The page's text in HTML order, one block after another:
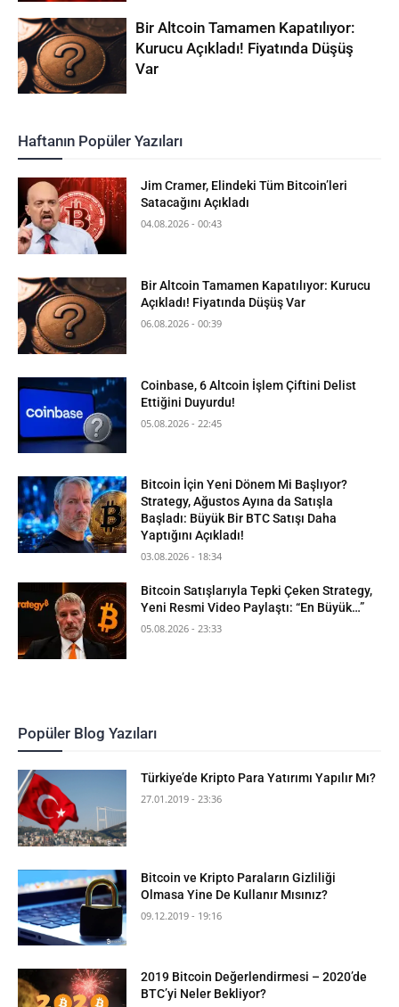
Bir Altcoin Tamamen Kapatılıyor:
Kurucu Açıkladı! Fiyatında Düşüş
Var
Haftanın Popüler Yazıları
Jim Cramer, Elindeki Tüm Bitcoin’leri
Satacağını Açıkladı
04.08.2026 - 00:43
Bir Altcoin Tamamen Kapatılıyor: Kurucu
Açıkladı! Fiyatında Düşüş Var
06.08.2026 - 00:39
Coinbase, 6 Altcoin İşlem Çiftini Delist
Ettiğini Duyurdu!
05.08.2026 - 22:45
Bitcoin İçin Yeni Dönem Mi Başlıyor?
Strategy, Ağustos Ayına da Satışla
Başladı: Büyük Bir BTC Satışı Daha
Yaptığını Açıkladı!
03.08.2026 - 18:34
Bitcoin Satışlarıyla Tepki Çeken Strategy,
Yeni Resmi Video Paylaştı: “En Büyük…”
05.08.2026 - 23:33
Popüler Blog Yazıları
Türkiye’de Kripto Para Yatırımı Yapılır Mı?
27.01.2019 - 23:36
Bitcoin ve Kripto Paraların Gizliliği
Olmasa Yine De Kullanır Mısınız?
09.12.2019 - 19:16
2019 Bitcoin Değerlendirmesi – 2020’de
BTC’yi Neler Bekliyor?